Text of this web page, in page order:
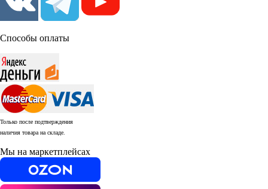
Способы оплаты
Только после подтверждения
наличия товара на складе.
Мы на маркетплейсах